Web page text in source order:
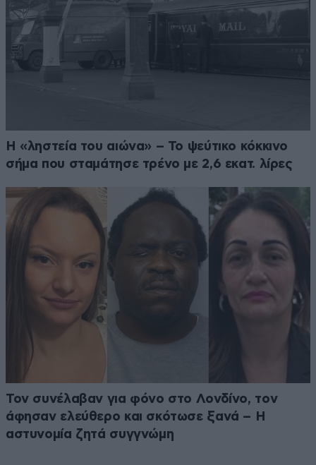
Η «ληστεία του αιώνα» – Το ψεύτικο κόκκινο
σήμα που σταμάτησε τρένο με 2,6 εκατ. λίρες
Τον συνέλαβαν για φόνο στο Λονδίνο, τον
άφησαν ελεύθερο και σκότωσε ξανά – Η
αστυνομία ζητά συγγνώμη